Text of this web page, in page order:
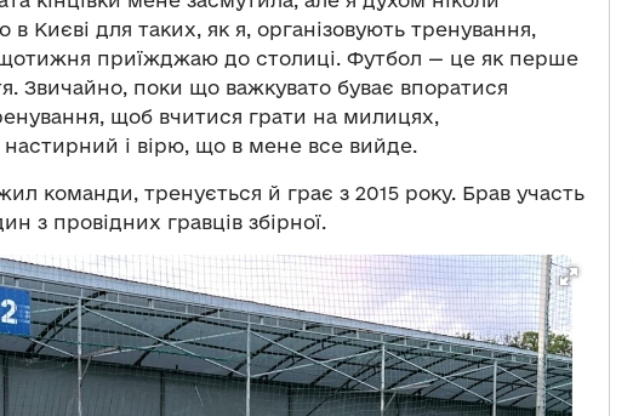
в Києві для таких, як я, організовують тренування,
приїжджаю до столиці. Футбол — це як перше
Звичайно, поки що важкувато буває впоратися
щоб вчитися грати на милицях,
і вірю, що в мене все вийде.
команди, тренується й грає з 2015 року. Брав участь
з провідних гравців збірної.